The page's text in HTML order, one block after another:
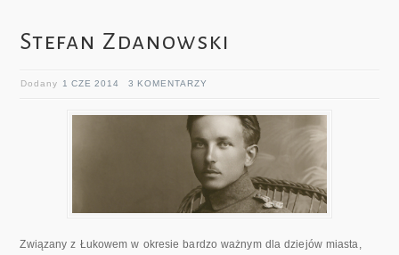
Stefan Zdanowski
Dodany 1 CZE 2014 3 KOMENTARZY
Związany z Łukowem w okresie bardzo ważnym dla dziejów miasta,